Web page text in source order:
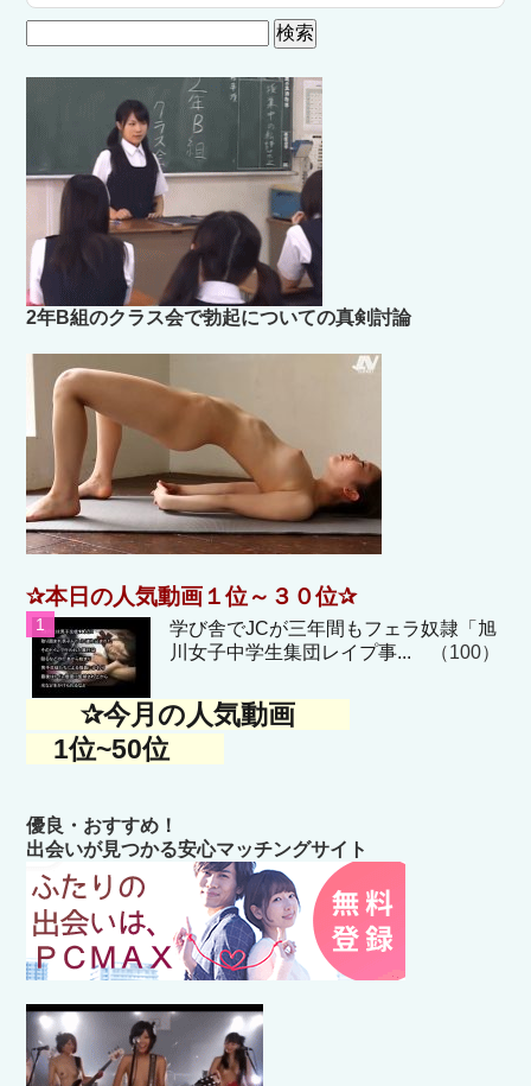
索:
2年B組のクラス会で勃起についての真剣討論
✰本日の人気動画１位～３０位✰
学び舎でJCが三年間もフェラ奴隷「旭
川女子中学生集団レイプ事... （100）
✰今月の人気動画
1位~50位
優良・おすすめ！
出会いが見つかる安心マッチングサイト